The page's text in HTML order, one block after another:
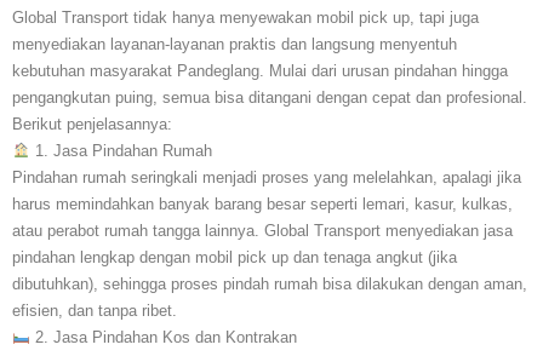
Global Transport tidak hanya menyewakan mobil pick up, tapi juga
menyediakan layanan-layanan praktis dan langsung menyentuh
kebutuhan masyarakat Pandeglang. Mulai dari urusan pindahan hingga
pengangkutan puing, semua bisa ditangani dengan cepat dan profesional.
Berikut penjelasannya:
1. Jasa Pindahan Rumah
Pindahan rumah seringkali menjadi proses yang melelahkan, apalagi jika
harus memindahkan banyak barang besar seperti lemari, kasur, kulkas,
atau perabot rumah tangga lainnya. Global Transport menyediakan jasa
pindahan lengkap dengan mobil pick up dan tenaga angkut (jika
dibutuhkan), sehingga proses pindah rumah bisa dilakukan dengan aman,
efisien, dan tanpa ribet.
2. Jasa Pindahan Kos dan Kontrakan